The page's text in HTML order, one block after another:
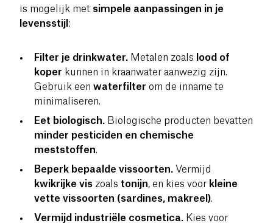
is mogelijk met simpele aanpassingen in je
levensstijl :
Filter je drinkwater. Metalen zoals
lood of
koper kunnen in kraanwater aanwezig zijn.
Gebruik een waterfilter om de inname te
minimaliseren.
Eet biologisch. Biologische producten bevatten
minder pesticiden en chemische
meststoffen.
Beperk bepaalde vissoorten. Vermijd
kwikrijke vis zoals tonijn, en kies voor kleine
vette vissoorten (sardines, makreel).
Vermijd industriële cosmetica. Kies voor